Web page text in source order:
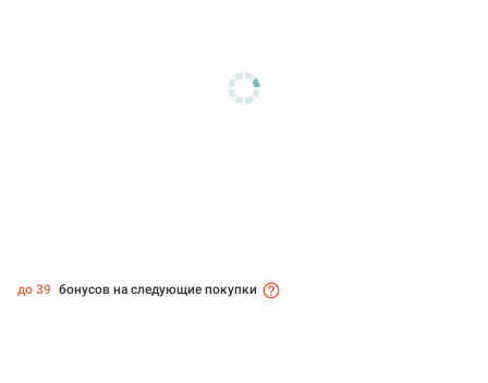
до 39 бонусов на следующие покупки